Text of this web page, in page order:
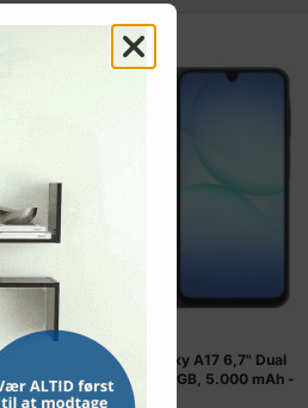
TILBUD
SAMSUNG
Samsung Galaxy A17 6,7" Dual
SIM 4G, 4/128 GB, 5.000 mAh -
Sort